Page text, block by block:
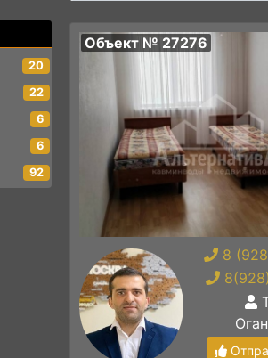
20
22
6
6
92
Объект № 27276
8